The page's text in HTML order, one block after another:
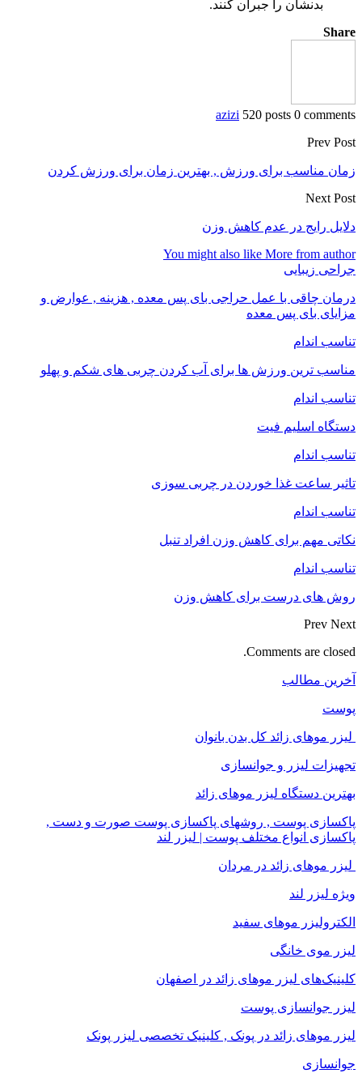
بدنشان را جبران کنند.
Share
azizi 520 posts 0 comments
Prev Post
زمان مناسب برای ورزش , بهترین زمان برای ورزش کردن
Next Post
دلایل رایج در عدم کاهش وزن
You might also like More from author
جراحی زیبایی
درمان چاقی با عمل حراجی بای پس معده , هزینه , عوارض و
مزایای بای پس معده
تناسب اندام
مناسب ترین ورزش ها برای آب کردن چربی های شکم و پهلو
تناسب اندام
دستگاه اسلیم فیت
تناسب اندام
تاثیر ساعت غذا خوردن در چربی سوزی
تناسب اندام
نکاتی مهم برای کاهش وزن افراد تنبل
تناسب اندام
روش های درست برای کاهش وزن
Prev Next
Comments are closed.
آخرین مطالب
پوست
لیزر موهای زائد کل بدن بانوان
تجهیزات لیزر و جوانسازی
بهترین دستگاه لیزر موهای زائد
پاکسازی پوست , روشهای پاکسازی پوست صورت و دست ,
پاکسازی انواع مختلف پوست | لیزر لند
لیزر موهای زائد در مردان
ویژه لیزر لند
الکترولیزر موهای سفید
لیزر موی خانگی
کلینیک‌های لیزر موهای زائد در اصفهان
لیزر جوانسازی پوست
لیزر موهای زائد در پونک , کلینیک تخصصی لیزر پونک
جوانسازی